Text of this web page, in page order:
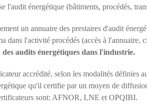
l'audit énergétique (bâtiments, procédés,
un annuaire des prestaires d'audit
dans l'activité procédés (accès à l'annuaire,
audits énergétiques dans l'industrie.
accrédité, selon les modalités définies
qu'il certifie par un moyen de
sont: AFNOR, LNE et OPQIBI.